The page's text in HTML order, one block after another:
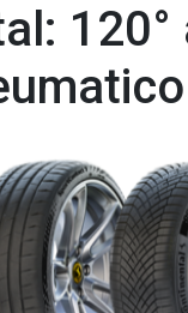
120°